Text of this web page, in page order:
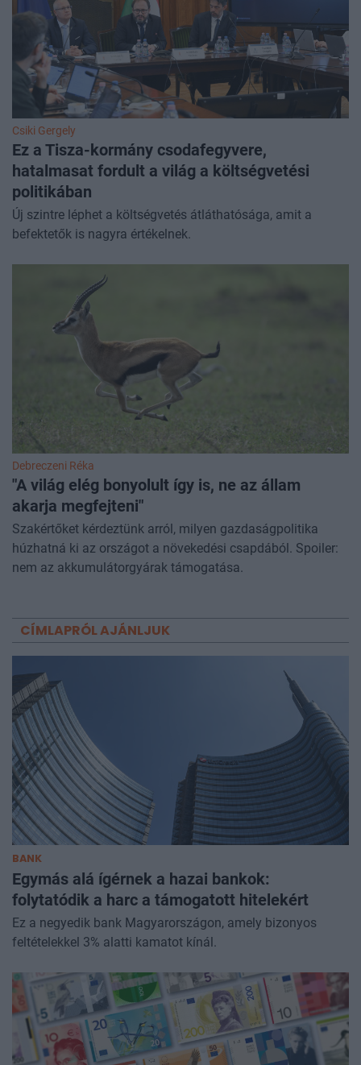
Csiki Gergely
Ez a Tisza-kormány csodafegyvere,
hatalmasat fordult a világ a költségvetési
politikában
Új szintre léphet a költségvetés átláthatósága, amit a
befektetők is nagyra értékelnek.
Debreczeni Réka
"A világ elég bonyolult így is, ne az állam
akarja megfejteni"
Szakértőket kérdeztünk arról, milyen gazdaságpolitika
húzhatná ki az országot a növekedési csapdából. Spoiler:
nem az akkumulátorgyárak támogatása.
CÍMLAPRÓL AJÁNLJUK
BANK
Egymás alá ígérnek a hazai bankok:
folytatódik a harc a támogatott hitelekért
Ez a negyedik bank Magyarországon, amely bizonyos
feltételekkel 3% alatti kamatot kínál.